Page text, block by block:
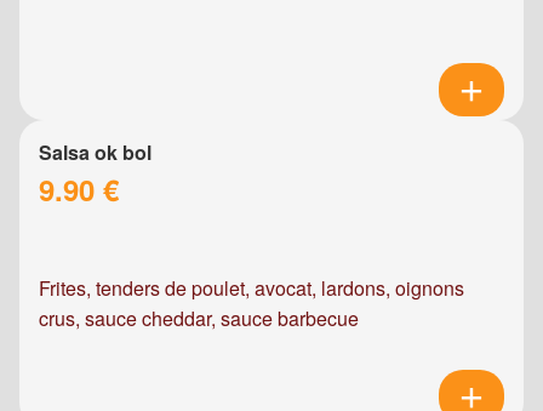
Salsa ok bol
9.90 €
Frites, tenders de poulet, avocat, lardons, oignons
crus, sauce cheddar, sauce barbecue